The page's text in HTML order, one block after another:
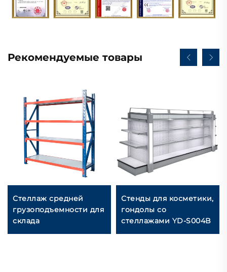
Рекомендуемые товары
Стеллаж средней
грузоподъемности для
склада
Стенды для косметики,
гондолы со
стеллажами YD-S004B